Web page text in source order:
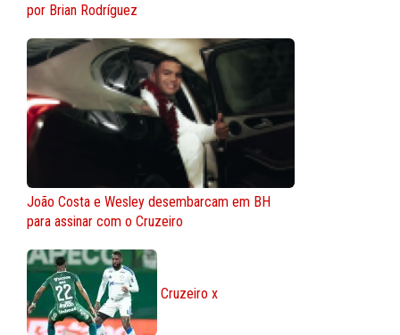
por Brian Rodríguez
João Costa e Wesley desembarcam em BH
para assinar com o Cruzeiro
Cruzeiro x